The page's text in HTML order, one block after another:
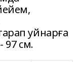
уйнарға
97 см.